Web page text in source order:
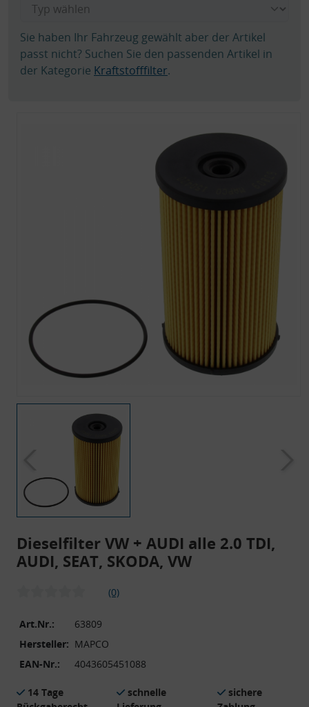
Sie haben Ihr Fahrzeug gewählt aber der Artikel
passt nicht? Suchen Sie den passenden Artikel in
der Kategorie Kraftstofffilter.
Dieselfilter VW + AUDI alle 2.0 TDI,
AUDI, SEAT, SKODA, VW
(0)
Art.Nr.:
63809
Hersteller: MAPCO
EAN-Nr.:
4043605451088
14 Tage
schnelle
sichere